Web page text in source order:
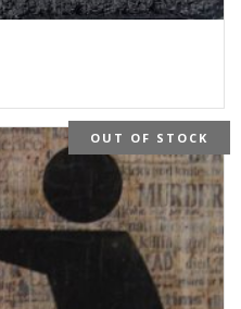
OUT OF STOCK